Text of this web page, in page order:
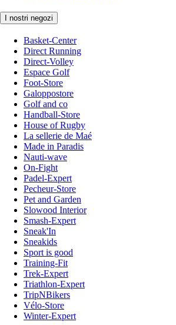
I nostri negozi
Basket-Center
Direct Running
Direct-Volley
Espace Golf
Foot-Store
Galoppostore
Golf and co
Handball-Store
House of Rugby
La sellerie de Maé
Made in Paradis
Nauti-wave
On-Fight
Padel-Expert
Pecheur-Store
Pet and Garden
Slowood Interior
Smash-Expert
Sneak'In
Sneakids
Sport is good
Training-Fit
Trek-Expert
Triathlon-Expert
TripNBikers
Vélo-Store
Winter-Expert